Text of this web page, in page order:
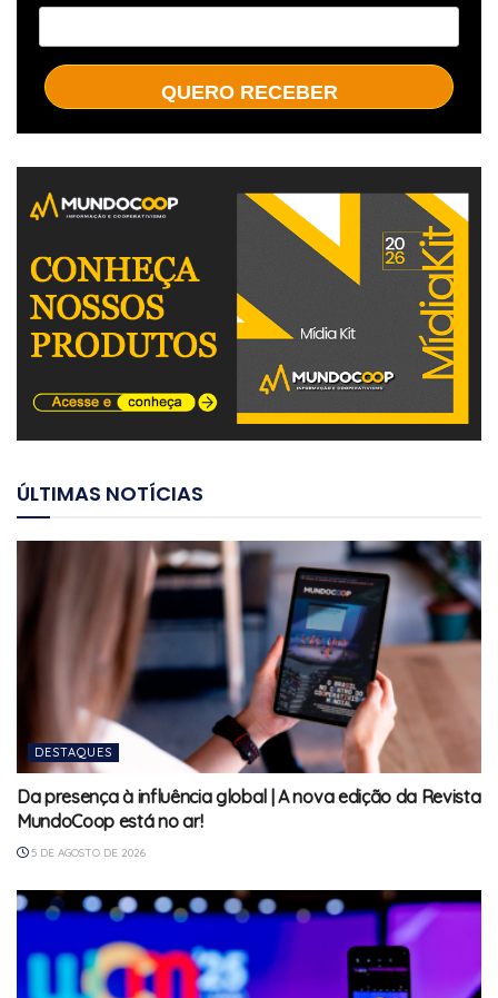
QUERO RECEBER
ÚLTIMAS NOTÍCIAS
DESTAQUES
Da presença à influência global | A nova edição da Revista
MundoCoop está no ar!
5 DE AGOSTO DE 2026